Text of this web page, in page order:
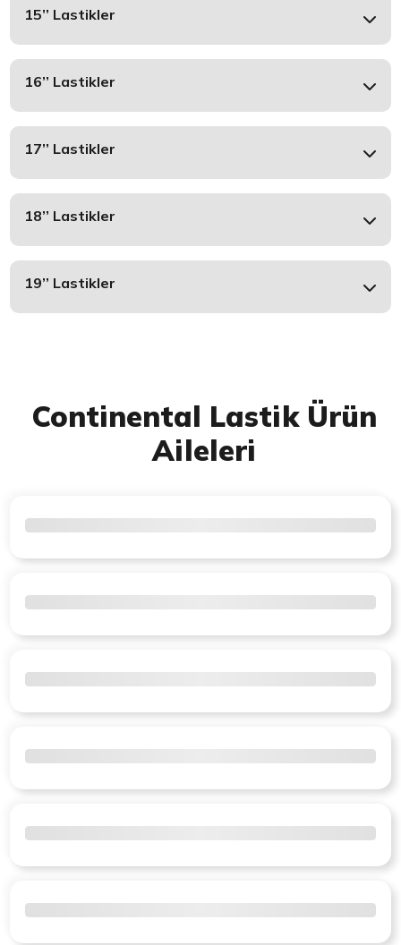
15’’ Lastikler
16’’ Lastikler
17’’ Lastikler
18’’ Lastikler
19’’ Lastikler
Continental Lastik Ürün
Aileleri